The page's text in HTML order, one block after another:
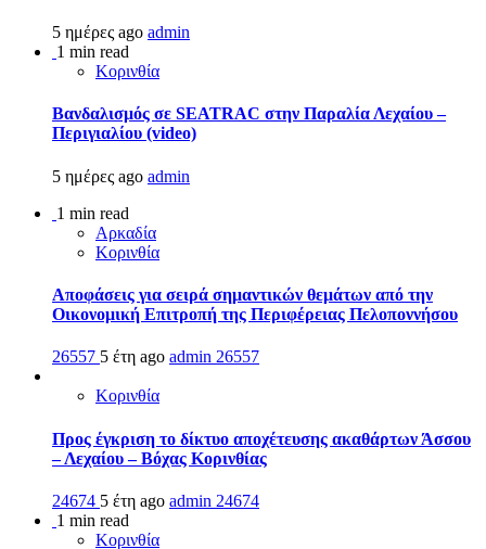
5 ημέρες ago admin
1 min read
Κορινθία
Βανδαλισμός σε SEATRAC στην Παραλία Λεχαίου –
Περιγιαλίου (video)
5 ημέρες ago admin
1 min read
Αρκαδία
Κορινθία
Αποφάσεις για σειρά σημαντικών θεμάτων από την
Οικονομική Επιτροπή της Περιφέρειας Πελοποννήσου
26557 5 έτη ago admin 26557
Κορινθία
Προς έγκριση το δίκτυο αποχέτευσης ακαθάρτων Άσσου
– Λεχαίου – Βόχας Κορινθίας
24674 5 έτη ago admin 24674
1 min read
Κορινθία